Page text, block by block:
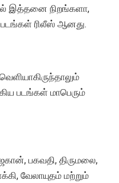
இத்தனை நிறங்களா,
ரிலீஸ் ஆனது.
படங்கள் மாபெரும்
பகவதி, திருமலை,
வேலாயுதம் மற்றும்